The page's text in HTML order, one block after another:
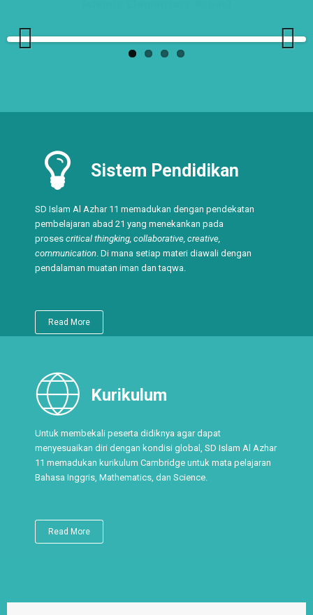
Sistem Pendidikan
SD Islam Al Azhar 11 memadukan dengan pendekatan
pembelajaran abad 21 yang menekankan pada
proses critical thingking, collaborative, creative,
communication . Di mana setiap materi diawali dengan
pendalaman muatan iman dan taqwa.
Read More
Kurikulum
Untuk membekali peserta didiknya agar dapat
menyesuaikan diri dengan kondisi global, SD Islam Al Azhar
11 memadukan kurikulum Cambridge untuk mata pelajaran
Bahasa Inggris, Mathematics, dan Science.
Read More